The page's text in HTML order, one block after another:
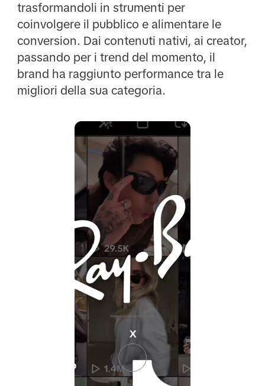
trasformandoli in strumenti per
coinvolgere il pubblico e alimentare le
conversion. Dai contenuti nativi, ai creator,
passando per i trend del momento, il
brand ha raggiunto performance tra le
migliori della sua categoria.